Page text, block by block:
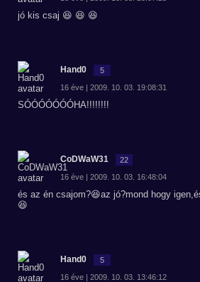
jó kis csaj 😆 😆 😆
Hand0 5
16 éve | 2009. 10. 03. 19:08:31
SÓÓÓÓÓÓÓHA!!!!!!!!
CoDWaW31 22
16 éve | 2009. 10. 03. 16:48:04
és az én csajom?😆az jó?mond hogy
😆
Hand0 5
16 éve | 2009. 10. 03. 13:46:12